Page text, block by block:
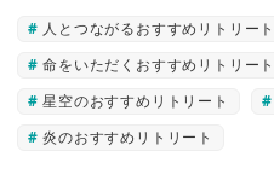
人とつながるおすすめリトリート
命をいただくおすすめリトリート
星空のおすすめリトリート
炎のおすすめリトリート